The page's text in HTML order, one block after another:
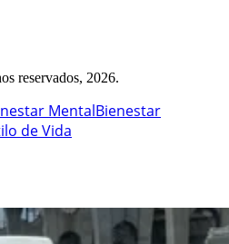
reservados, 2026.
MentalBienestar
de Vida